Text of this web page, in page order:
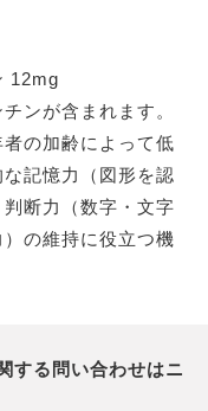
12mg
ンが含まれます。
の加齢によって低
記憶力（図形を認
断力（数字・文字
の維持に役立つ機
する問い合わせはニ